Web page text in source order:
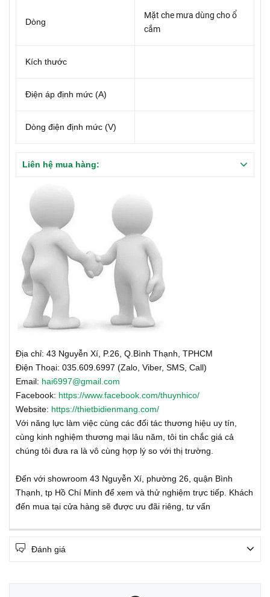
Dòng
Mặt che mưa dùng cho ổ
cắm
Kích thước
Điện áp định mức (A)
Dòng điện định mức (V)
Liên hệ mua hàng:
Địa chỉ: 43 Nguyễn Xí, P.26, Q.Bình Thạnh, TPHCM
Điện Thoại: 035.609.6997 (Zalo, Viber, SMS, Call)
Email: hai6997@gmail.com
Facebook: https://www.facebook.com/thuynhico/
Website: https://thietbidienmang.com/
Với năng lực làm việc cùng các đối tác thương hiệu uy tín,
cùng kinh nghiệm thương mại lâu năm, tôi tin chắc giá cả
chúng tôi đưa ra là vô cùng hợp lý so với thị trường.
Đến với showroom 43 Nguyễn Xí, phường 26, quận Bình
Thạnh, tp Hồ Chí Minh để xem và thử nghiệm trực tiếp. Khách
đến mua tại cửa hàng sẽ được ưu đãi riêng, tư vấn
Đánh giá